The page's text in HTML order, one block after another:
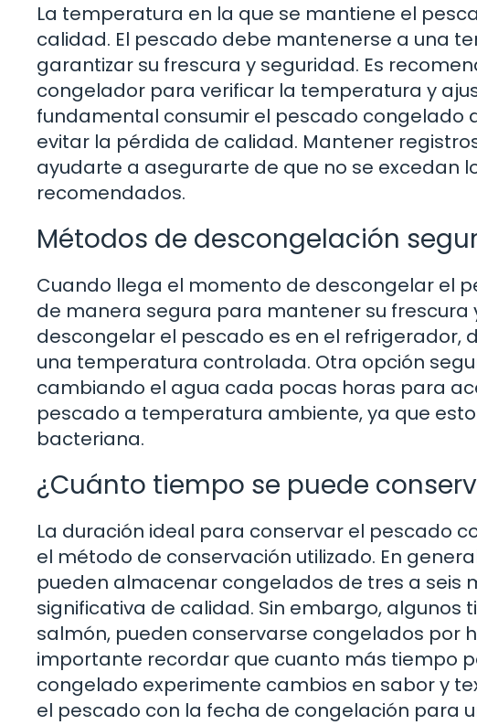
La temperatura en la que se mantiene el
calidad. El pescado debe mantenerse a una
garantizar su frescura y seguridad. Es
congelador para verificar la temperatura y
fundamental consumir el pescado
evitar la pérdida de calidad. Mantener
ayudarte a asegurarte de que no se excedan
recomendados.
Métodos de descongelación
Cuando llega el momento de descongelar el
de manera segura para mantener su frescura
descongelar el pescado es en el
una temperatura controlada. Otra opción
cambiando el agua cada pocas horas para
pescado a temperatura ambiente, ya que
bacteriana.
¿Cuánto tiempo se puede
La duración ideal para conservar el pescado
el método de conservación utilizado. En
pueden almacenar congelados de tres a seis
significativa de calidad. Sin embargo, algunos
salmón, pueden conservarse congelados por
importante recordar que cuanto más tiempo
congelado experimente cambios en sabor y
el pescado con la fecha de congelación para